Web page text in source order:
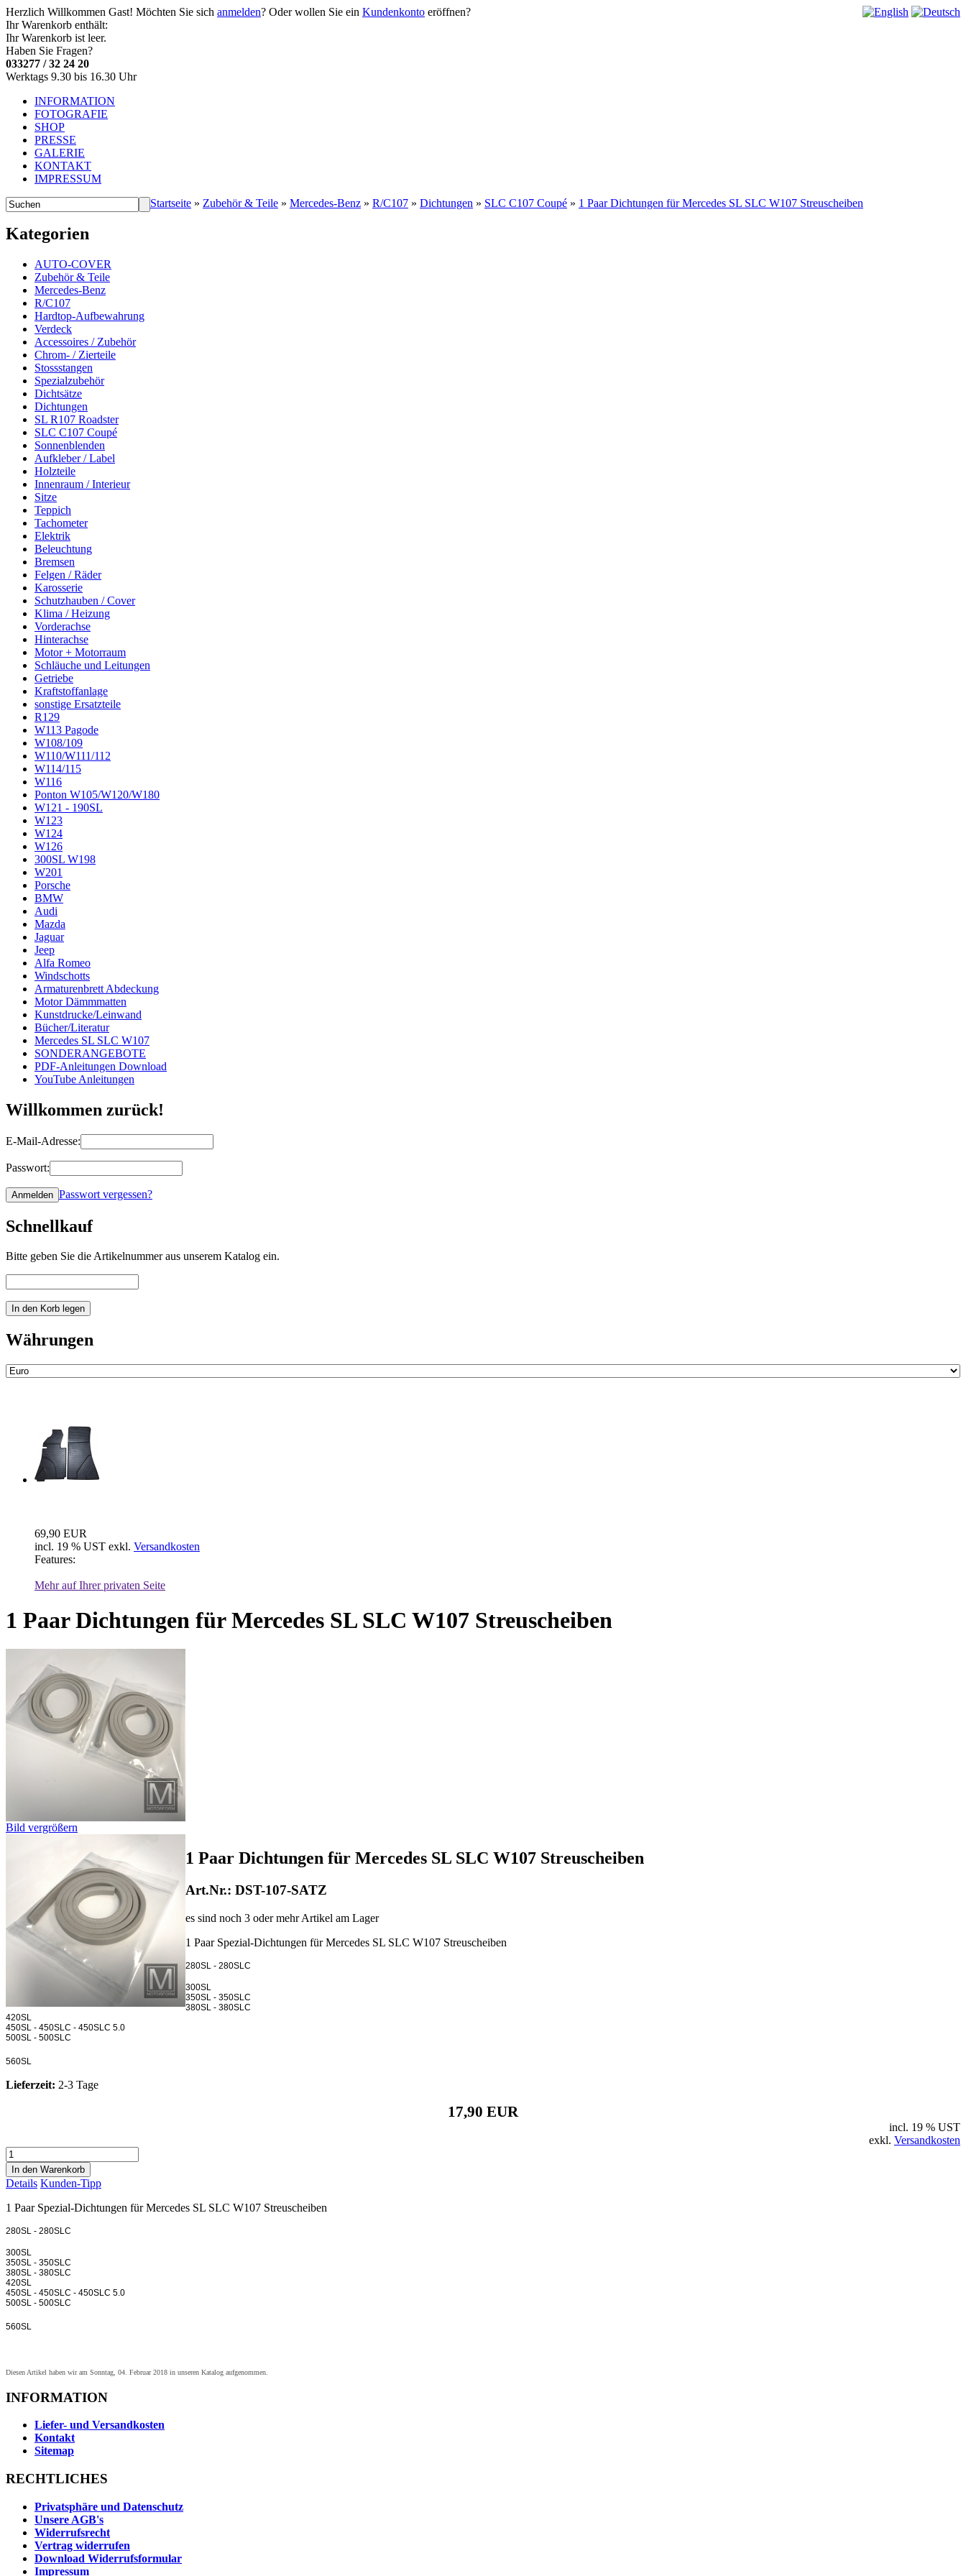
Herzlich Willkommen Gast! Möchten Sie sich anmelden? Oder wollen Sie ein Kundenkonto eröffnen?
Ihr Warenkorb enthält:
Ihr Warenkorb ist leer.
Haben Sie Fragen?
033277 / 32 24 20
Werktags 9.30 bis 16.30 Uhr
INFORMATION
FOTOGRAFIE
SHOP
PRESSE
GALERIE
KONTAKT
IMPRESSUM
Startseite » Zubehör & Teile » Mercedes-Benz » R/C107 » Dichtungen » SLC C107 Coupé » 1 Paar Dichtungen für Mercedes SL SLC W107 Streuscheiben
Kategorien
AUTO-COVER
Zubehör & Teile
Mercedes-Benz
R/C107
Hardtop-Aufbewahrung
Verdeck
Accessoires / Zubehör
Chrom- / Zierteile
Stossstangen
Spezialzubehör
Dichtsätze
Dichtungen
SL R107 Roadster
SLC C107 Coupé
Sonnenblenden
Aufkleber / Label
Holzteile
Innenraum / Interieur
Sitze
Teppich
Tachometer
Elektrik
Beleuchtung
Bremsen
Felgen / Räder
Karosserie
Schutzhauben / Cover
Klima / Heizung
Vorderachse
Hinterachse
Motor + Motorraum
Schläuche und Leitungen
Getriebe
Kraftstoffanlage
sonstige Ersatzteile
R129
W113 Pagode
W108/109
W110/W111/112
W114/115
W116
Ponton W105/W120/W180
W121 - 190SL
W123
W124
W126
300SL W198
W201
Porsche
BMW
Audi
Mazda
Jaguar
Jeep
Alfa Romeo
Windschotts
Armaturenbrett Abdeckung
Motor Dämmmatten
Kunstdrucke/Leinwand
Bücher/Literatur
Mercedes SL SLC W107
SONDERANGEBOTE
PDF-Anleitungen Download
YouTube Anleitungen
Willkommen zurück!
E-Mail-Adresse:
Passwort:
Passwort vergessen?
Schnellkauf
Bitte geben Sie die Artikelnummer aus unserem Katalog ein.
Währungen
69,90 EUR
incl. 19 % UST exkl. Versandkosten
Features:
Mehr auf Ihrer privaten Seite
1 Paar Dichtungen für Mercedes SL SLC W107 Streuscheiben
Bild vergrößern
1 Paar Dichtungen für Mercedes SL SLC W107 Streuscheiben
Art.Nr.: DST-107-SATZ
es sind noch 3 oder mehr Artikel am Lager
1 Paar Spezial-Dichtungen für Mercedes SL SLC W107 Streuscheiben
280SL - 280SLC
300SL
350SL - 350SLC
380SL - 380SLC
420SL
450SL - 450SLC - 450SLC 5.0
500SL - 500SLC
560SL
Lieferzeit: 2-3 Tage
17,90 EUR
incl. 19 % UST
exkl. Versandkosten
Details Kunden-Tipp
1 Paar Spezial-Dichtungen für Mercedes SL SLC W107 Streuscheiben
280SL - 280SLC
300SL
350SL - 350SLC
380SL - 380SLC
420SL
450SL - 450SLC - 450SLC 5.0
500SL - 500SLC
560SL
Diesen Artikel haben wir am Sonntag, 04. Februar 2018 in unseren Katalog aufgenommen.
INFORMATION
Liefer- und Versandkosten
Kontakt
Sitemap
RECHTLICHES
Privatsphäre und Datenschutz
Unsere AGB's
Widerrufsrecht
Vertrag widerrufen
Download Widerrufsformular
Impressum